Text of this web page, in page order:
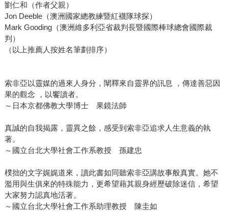
有，是長出來的，不是市場本來需要的東西，「就像李安的
電影，不管景氣怎樣，就是會賣」。如果把市場想成你死我
活、相互擠壓的競爭，「出版就沒有明天」。他也從來不擔
心電子書，「你要觀察，去瞭解，但不能動，不能跳進
面對，「2013年會更艱辛，但我們知道自己要做什麼」。 張
輝明小檔案： 1958年八二三砲戰前夕在金門出生；1976年來
台；1982年畢業於國立臺師大美術系西畫組，除獲畢業展水
教職生涯。 1990年創立三采文化，2004年創辦BRAND名牌
誌，現任三采文化集團董事長。著有《平面廣告設計編排與
設計專業書籍二十多本作品，十年間蔚為風潮，素有「手繪
POP教主」之謂。 「2012年出版風雲人物」得獎原因： 關
鍵物種，支持著生態多樣性、繁盛共生；慷慨付出的成員，
著眼社群整體、長遠發展，將同業競爭心防化為互助共濟的
劉仁和（作者父親）
Jon Deeble（澳洲國家總教練暨紅襪隊球探）
Mark Gooding（澳洲維多利亞省裁判長暨國際棒球總會國際裁
判）
（以上推薦人按姓名筆劃排序）
索非亞以靈媒的過來人身分，闡釋來自靈界的訊息 ，傳達善惡因
果的觀念 ，以饗讀者。
～日本京都佛教大學博士 果鏡法師
真誠的自我揭露，靈異之餘，感受到索非亞追求人生意義的執
著。
～國立台北大學社會工作系教授 孫建忠
樸拙的文字娓娓道來，讀此書如同聽索非亞講故事般真實。她不
濫用與生俱來的特殊能力，更希望藉其親身經歷破除迷信，希望
大家努力認真地活著。
～國立台北大學社會工作系助理教授 陳圭如